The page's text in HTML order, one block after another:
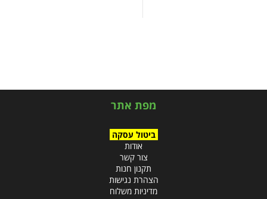
מפת אתר
ביטול עסקה
אודות
צור קשר
תקנון חנות
הצהרת נגישות
מדיניות משלוח